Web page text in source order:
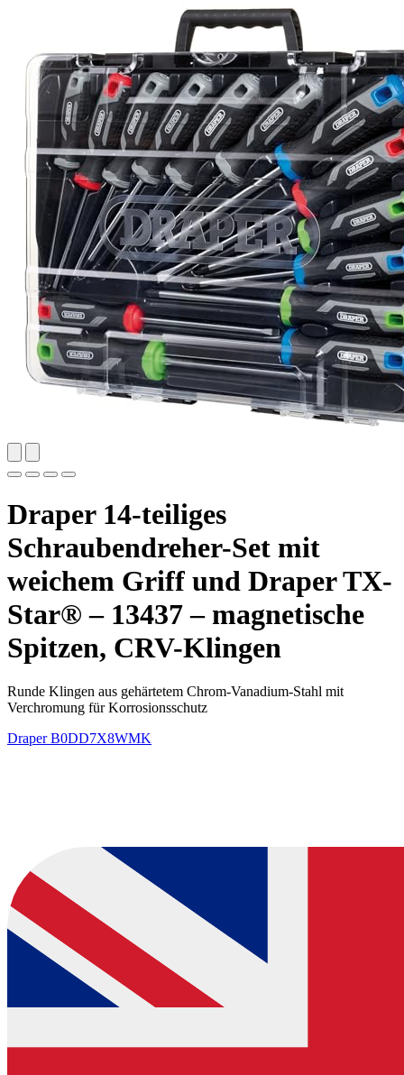
Draper 14-teiliges
Schraubendreher-Set mit
weichem Griff und Draper TX-
Star® – 13437 – magnetische
Spitzen, CRV-Klingen
Runde Klingen aus gehärtetem Chrom-Vanadium-Stahl mit
Verchromung für Korrosionsschutz
DraperB0DD7X8WMK